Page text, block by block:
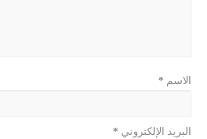
الاسم *
البريد الإلكتروني *